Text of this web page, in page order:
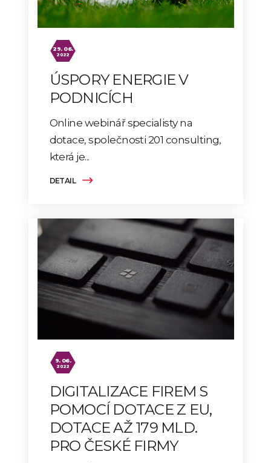
DETAIL
29. 06.
2022
ÚSPORY ENERGIE V
PODNICÍCH
Online webinář specialisty na
dotace, společnosti 201 consulting,
která je...
9. 06.
2022
DIGITALIZACE FIREM S
POMOCÍ DOTACE Z EU,
DOTACE AŽ 179 MLD.
PRO ČESKÉ FIRMY